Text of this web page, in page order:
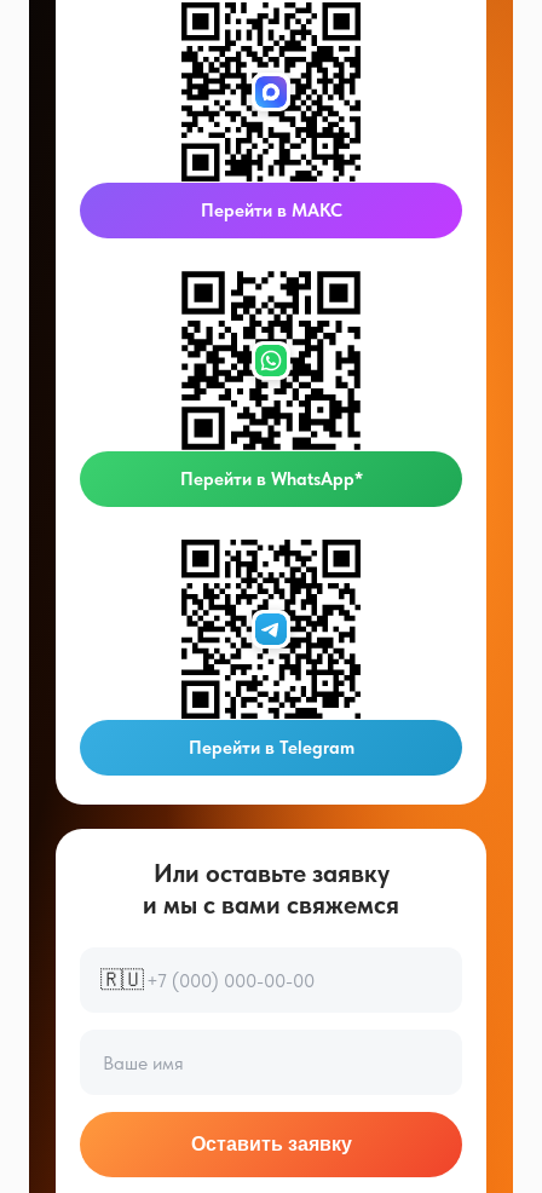
Перейти в МАКС
Перейти в WhatsApp*
Перейти в Telegram
Или оставьте заявку
и мы с вами свяжемся
🇷🇺
Оставить заявку